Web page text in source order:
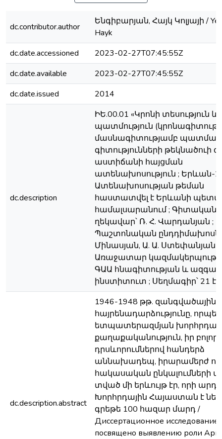
dc.contributor.author
Ենգիբարյան, Հայկ Կոլյայի /
Hayk
dc.date.accessioned
2023-02-27T07:45:55Z
dc.date.available
2023-02-27T07:45:55Z
dc.date.issued
2014
dc.description
ԻԵ.00.01 «Կրոնի տեսություն և
պատմություն
մասնագիտությամբ
գիտությունների թեկնածուի
աստիճանի հայցման
ատենախոսություն ; Երևան-
Ատենախոսության թեման
հաստատվել է Երևանի
համալսարանում ; Գիտական
ղեկավար՝ Ռ. Հ. Վարդանյան ;
Պաշտոնական
Մինասյան, Ա. Ա. Ստեփանյան ;
Առաջատար
ԳԱԱ հնագիտության և
ինստիտուտ ; Սեղմագիր՝ 21
dc.description.abstract
1946-1948 թթ. զանգվածային
հայրենադարձությունը, որպես
ետպատերազմյան
քաղաքականություն, իր բոլոր
դրսևորումներով հանդերձ
աննախադեպ, իրարամերժ ու
հակասական ընկալումների
տված մի երևույթ էր, որի
Խորհրդային Հայաստան է
գրեթե 100 հազար մարդ /
Диссертационное исследование
посвящено выявлению роли